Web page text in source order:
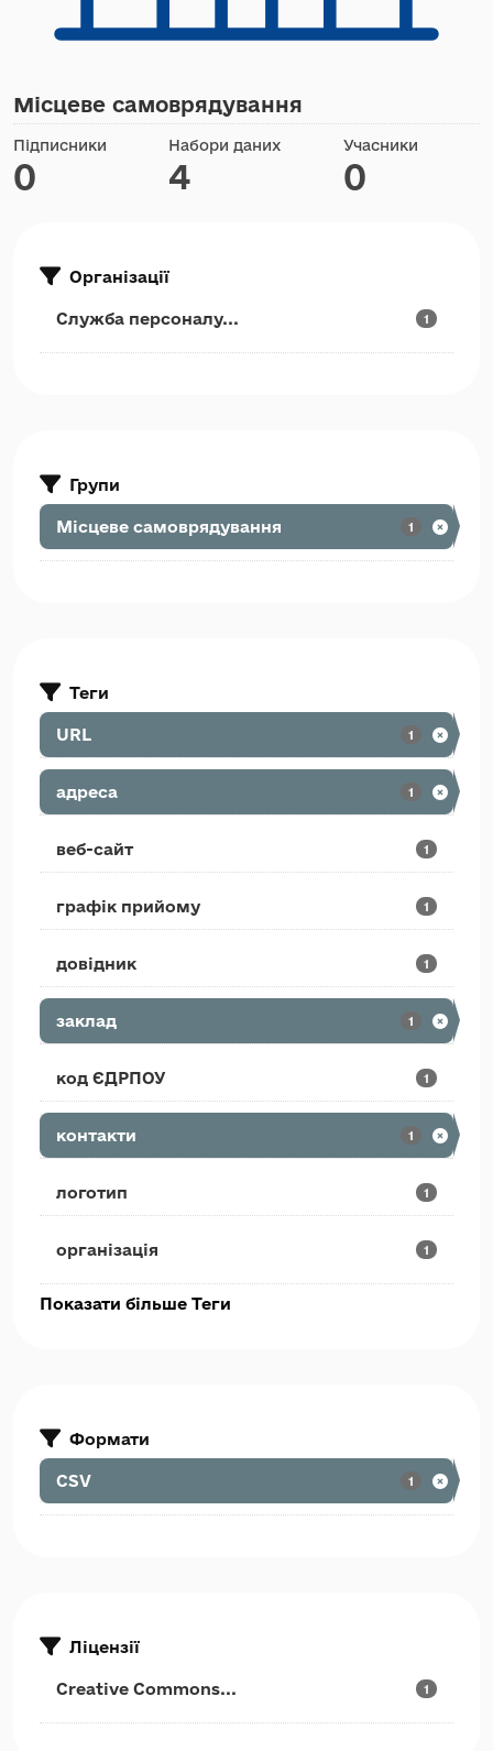
Місцеве самоврядування
Підписники
0
Набори даних
4
Учасники
0
Організації
Служба персоналу... 1
Групи
Місцеве самоврядування 1
Теги
URL 1
адреса 1
веб-сайт 1
графік прийому 1
довідник 1
заклад 1
код ЄДРПОУ 1
контакти 1
логотип 1
організація 1
Показати більше Теги
Формати
CSV 1
Ліцензії
Creative Commons... 1